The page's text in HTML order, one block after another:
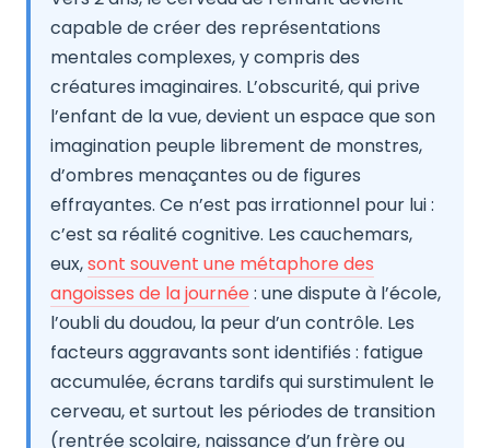
capable de créer des représentations
mentales complexes, y compris des
créatures imaginaires. L’obscurité, qui prive
l’enfant de la vue, devient un espace que son
imagination peuple librement de monstres,
d’ombres menaçantes ou de figures
effrayantes. Ce n’est pas irrationnel pour lui :
c’est sa réalité cognitive. Les cauchemars,
eux,sont souvent une métaphore des
angoisses de la journée : une dispute à l’école,
l’oubli du doudou, la peur d’un contrôle. Les
facteurs aggravants sont identifiés : fatigue
accumulée, écrans tardifs qui surstimulent le
cerveau, et surtout les périodes de transition
(rentrée scolaire, naissance d’un frère ou